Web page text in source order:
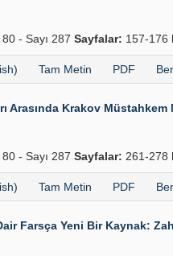
- Sayı 287 Sayfalar: 157-176
Tam Metin PDF
Arasında Krakov
- Sayı 287 Sayfalar: 261-278
Tam Metin PDF
Farsça Yeni Bir Kaynak: